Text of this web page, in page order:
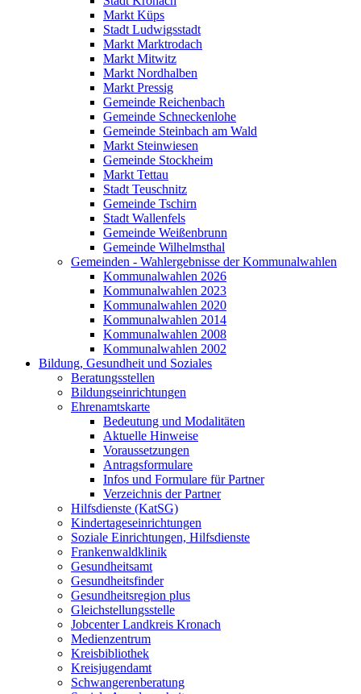
Markt Küps
Stadt Ludwigsstadt
Markt Marktrodach
Markt Mitwitz
Markt Nordhalben
Markt Pressig
Gemeinde Reichenbach
Gemeinde Schneckenlohe
Gemeinde Steinbach am Wald
Markt Steinwiesen
Gemeinde Stockheim
Markt Tettau
Stadt Teuschnitz
Gemeinde Tschirn
Stadt Wallenfels
Gemeinde Weißenbrunn
Gemeinde Wilhelmsthal
Gemeinden - Wahlergebnisse der Kommunalwahlen
Kommunalwahlen 2026
Kommunalwahlen 2023
Kommunalwahlen 2020
Kommunalwahlen 2014
Kommunalwahlen 2008
Kommunalwahlen 2002
Bildung, Gesundheit und Soziales
Beratungsstellen
Bildungseinrichtungen
Ehrenamtskarte
Bedeutung und Modalitäten
Aktuelle Hinweise
Voraussetzungen
Antragsformulare
Infos und Formulare für Partner
Verzeichnis der Partner
Hilfsdienste (KatSG)
Kindertageseinrichtungen
Soziale Einrichtungen, Hilfsdienste
Frankenwaldklinik
Gesundheitsamt
Gesundheitsfinder
Gesundheitsregion plus
Gleichstellungsstelle
Jobcenter Landkreis Kronach
Medienzentrum
Kreisbibliothek
Kreisjugendamt
Schwangerenberatung